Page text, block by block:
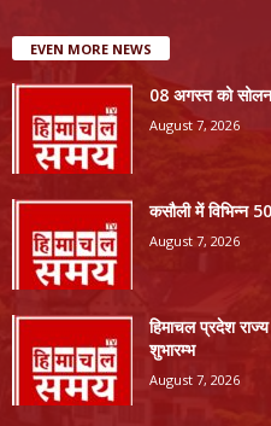
EVEN MORE NEWS
08 अगस्त को सोलन
August 7, 2026
कसौली में विभिन्न
August 7, 2026
हिमाचल प्रदेश
शुभारम्भ
August 7, 2026